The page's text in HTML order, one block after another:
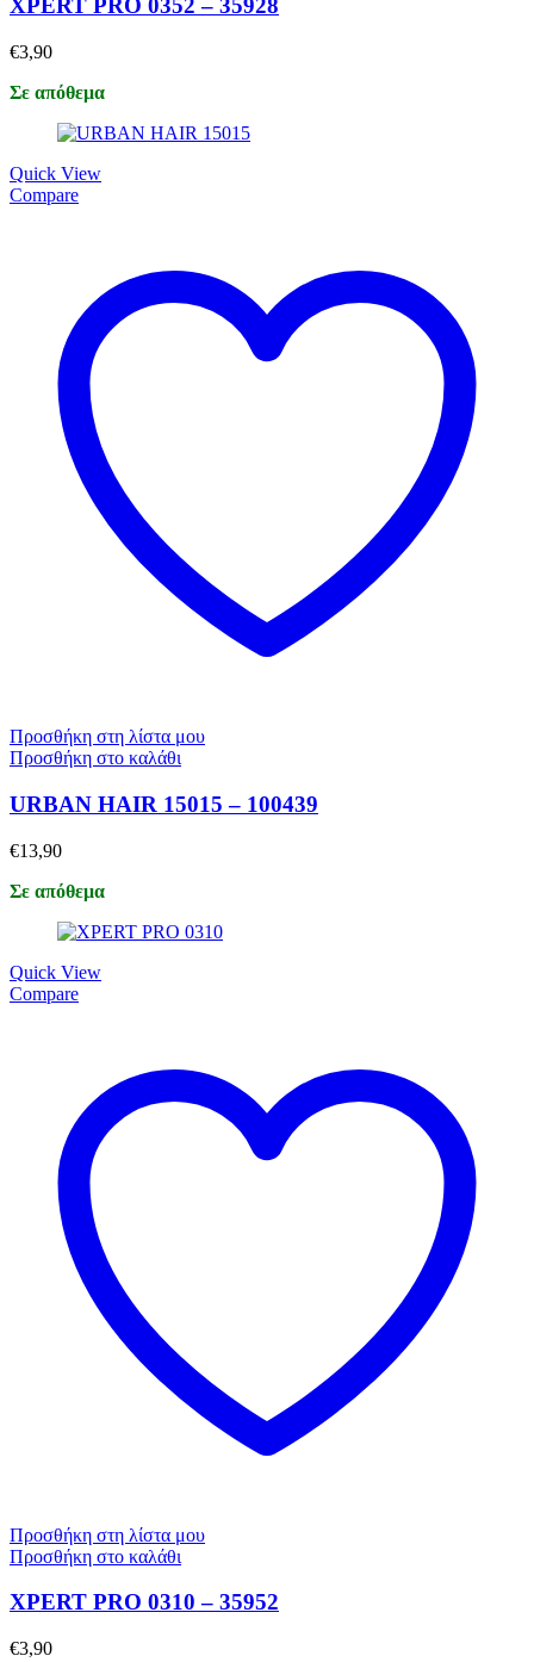
XPERT PRO 0352 – 35928
€3,90
Σε απόθεμα
Quick View
Compare
Προσθήκη στη λίστα μου
Προσθήκη στο καλάθι
URBAN HAIR 15015 – 100439
€13,90
Σε απόθεμα
Quick View
Compare
Προσθήκη στη λίστα μου
Προσθήκη στο καλάθι
XPERT PRO 0310 – 35952
€3,90